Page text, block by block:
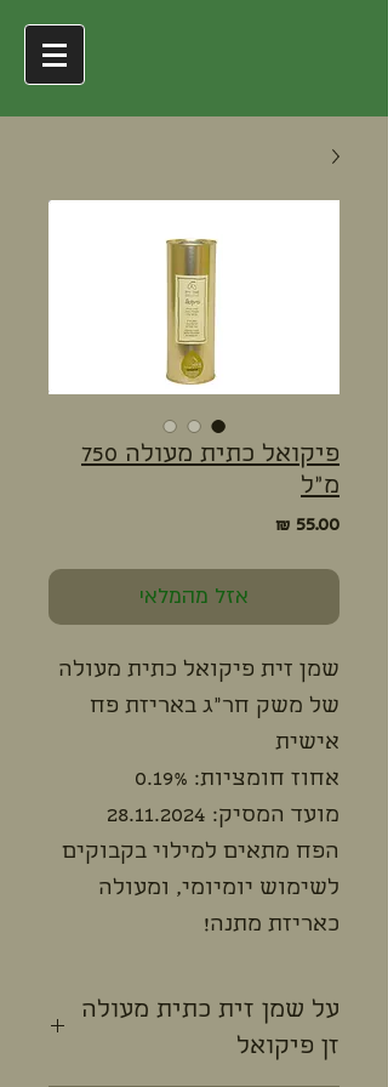
פיקואל כתית מעולה 750
מ"ל
מחיר
אזל מהמלאי
שמן זית פיקואל כתית מעולה
של משק חר"ג באריזת פח
אישית
אחוז חומציות: 0.19%
מועד המסיק: 28.11.2024
הפח מתאים למילוי בקבוקים
לשימוש יומיומי, ומעולה
כאריזת מתנה!
על שמן זית כתית מעולה
זן פיקואל